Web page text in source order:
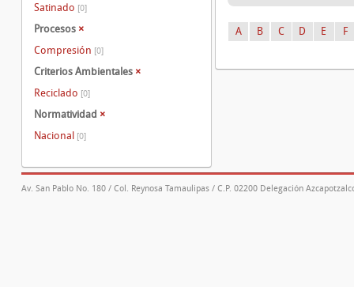
A B C D E F
Satinado [0]
Procesos ×
Compresión [0]
Criterios Ambientales ×
Reciclado [0]
Normatividad ×
Nacional [0]
Av. San Pablo No. 180 / Col. Reynosa Tamaulipas / C.P. 02200 Delegación